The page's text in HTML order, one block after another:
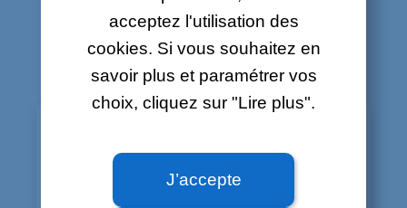
acceptez l'utilisation des
cookies. Si vous souhaitez en
savoir plus et paramétrer vos
choix, cliquez sur "Lire plus".
J’accepte
GESTION DU CONTRÔLE
D’ACCÈS
Vérifiez les pointages directement
depuis votre logiciel